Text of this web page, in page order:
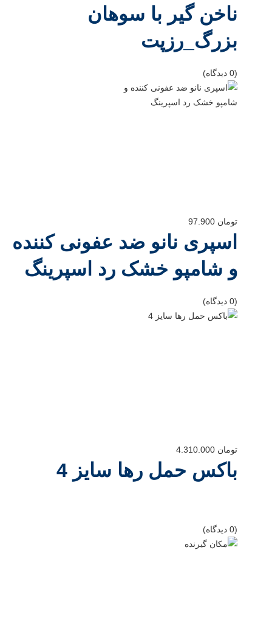
ناخن گیر با سوهان
بزرگ_رزپت
(0 دیدگاه)
تومان
اسپری نانو ضد عفونی کننده
و شامپو خشک رد اسپرینگ
(0 دیدگاه)
تومان
باکس حمل رها سایز 4
(0 دیدگاه)